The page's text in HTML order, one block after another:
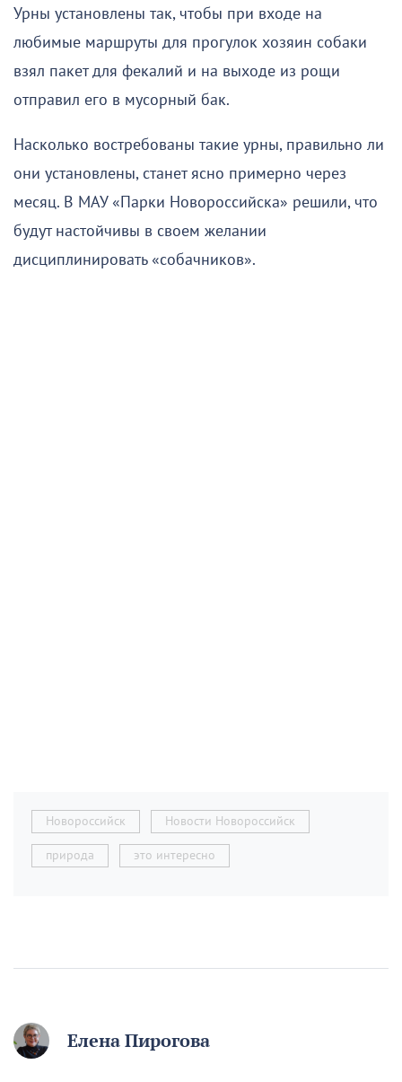
Урны установлены так, чтобы при входе на
любимые маршруты для прогулок хозяин собаки
взял пакет для фекалий и на выходе из рощи
отправил его в мусорный бак.
Насколько востребованы такие урны, правильно ли
они установлены, станет ясно примерно через
месяц. В МАУ «Парки Новороссийска» решили, что
будут настойчивы в своем желании
дисциплинировать «собачников».
Новороссийск Новости Новороссийск
природа это интересно
Елена Пирогова